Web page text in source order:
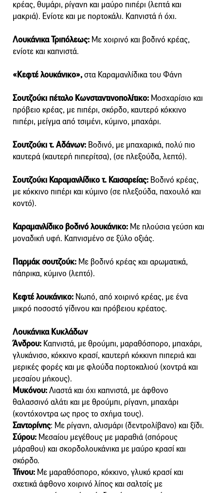
κρέας, θυμάρι, ρίγανη και μαύρο πιπέρι (λεπτά και
μακριά). Ενίοτε και με πορτοκάλι. Καπνιστά ή όχι.
Λουκάνικα Τριπόλεως: Με χοιρινό και βοδινό κρέας,
ενίοτε και καπνιστά.
«Κεφτέ λουκάνικο»,στα Καραμανλίδικα του Φάνη
Σουτζούκι πέταλο Κωνσταντινοπολίτικο: Μοσχαρίσιο και
πρόβειο κρέας, με πιπέρι, σκόρδο, καυτερό κόκκινο
πιπέρι, μείγμα από τσιμένι, κύμινο, μπαχάρι.
Σουτζούκι τ. Αδάνων: Βοδινό, με μπαχαρικά, πολύ πιο
καυτερά (καυτερή πιπερίτσα), (σε πλεξούδα, λεπτό).
Σουτζούκι Καραμανλίδικο τ. Καισαρείας: Βοδινό κρέας,
με κόκκινο πιπέρι και κύμινο (σε πλεξούδα, παχουλό και
κοντό).
Καραμανλίδικο βοδινό λουκάνικο: Με πλούσια γεύση και
μοναδική υφή. Καπνισμένο σε ξύλο οξιάς.
Παρμάκ σουτζούκ: Με βοδινό κρέας και αρωματικά,
πάπρικα, κύμινο (λεπτό).
Κεφτέ λουκάνικο: Νωπό, από χοιρινό κρέας, με ένα
μικρό ποσοστό γίδινου και πρόβειου κρέατος.
Λουκάνικα Κυκλάδων
Άνδρου: Καπνιστά, με θρούμπι, μαραθόσπορο, μπαχάρι,
γλυκάνισο, κόκκινο κρασί, καυτερή κόκκινη πιπεριά και
μερικές φορές και με φλούδα πορτοκαλιού (χοντρά και
μεσαίου μήκους).
Μυκόνου:Λιαστά και όχι καπνιστά, με άφθονο
θαλασσινό αλάτι και με θρούμπι, ρίγανη, μπαχάρι
(κοντόχοντρα ως προς το σχήμα τους).
Σαντορίνης: Με ρίγανη, αλισμάρι (δεντρολίβανο) και ξίδι.
Σύρου: Μεσαίου μεγέθους με μαραθιά (σπόρους
μάραθου) και σκορδολουκάνικα με μαύρο κρασί και
σκόρδο.
Τήνου: Με μαραθόσπορο, κόκκινο, γλυκό κρασί και
σχετικά άφθονο χοιρινό λίπος και σαλτσίς με